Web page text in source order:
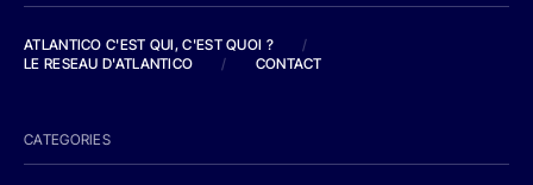
ATLANTICO C'EST QUI, C'EST QUOI ?
/
LE RESEAU D'ATLANTICO
/ CONTACT
CATEGORIES